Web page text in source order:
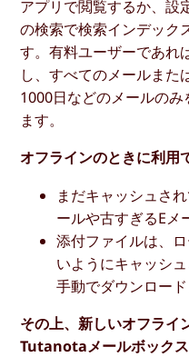
アプリで閲覧するか、設
の検索で検索インデック
す。有料ユーザーであれ
し、すべてのメールまた
1000日などのメールの
ます。
オフラインのときに利用
まだキャッシュさ
ールや古すぎるEメ
添付ファイルは、
いようにキャッシ
手動でダウンロード
その上、新しいオフライ
Tutanotaメールボック